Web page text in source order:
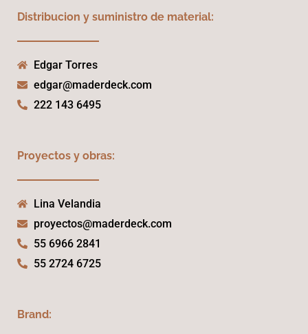
Distribucion y suministro de material:
Edgar Torres
edgar@maderdeck.com
222 143 6495
Proyectos y obras:
Lina Velandia
proyectos@maderdeck.com
55 6966 2841
55 2724 6725
Brand: